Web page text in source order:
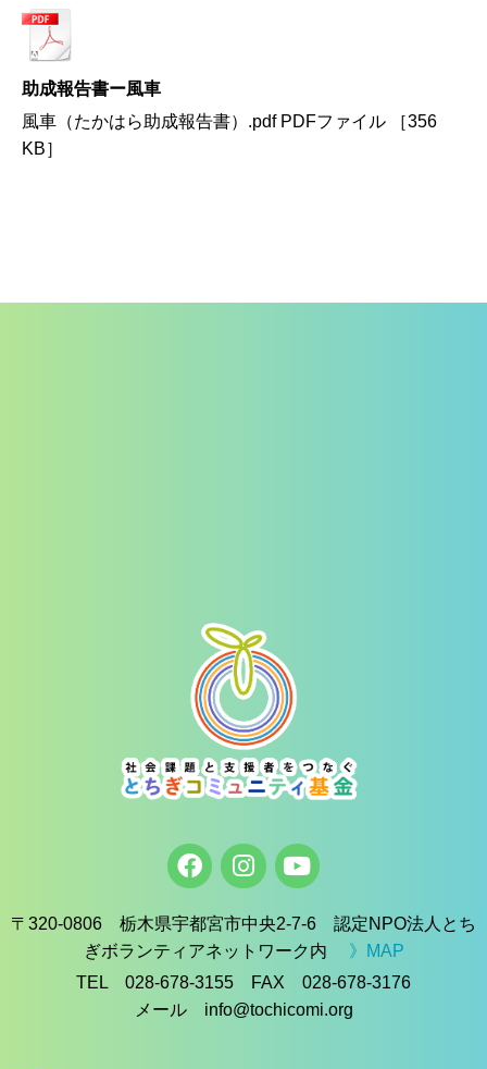
助成報告書ー風車
風車（たかはら助成報告書）.pdf PDFファイル ［356
KB］
〒320-0806 栃木県宇都宮市中央2-7-6 認定NPO法人とち
ぎボランティアネットワーク内 》MAP
TEL 028-678-3155 FAX 028-678-3176
メール info@tochicomi.org